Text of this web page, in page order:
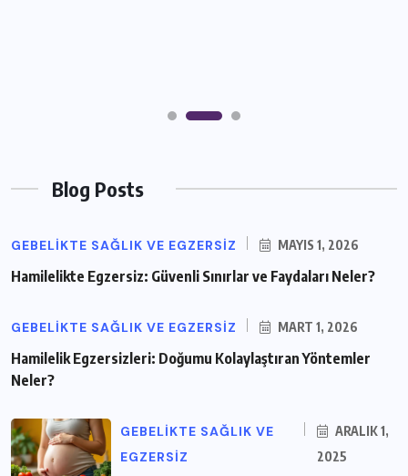
Blog Posts
GEBELIKTE SAĞLIK VE EGZERSIZ MAYIS 1, 2026
Hamilelikte Egzersiz: Güvenli Sınırlar ve Faydaları Neler?
GEBELIKTE SAĞLIK VE EGZERSIZ MART 1, 2026
Hamilelik Egzersizleri: Doğumu Kolaylaştıran Yöntemler
Neler?
GEBELIKTE SAĞLIK VE
EGZERSIZ
ARALIK 1,
2025